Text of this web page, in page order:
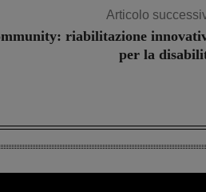
Articolo
riabilitazione
per la